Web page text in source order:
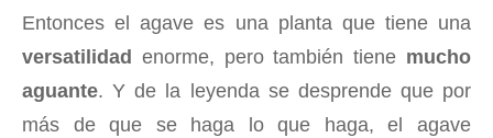
Entonces el agave es una planta que tiene una
versatilidad enorme, pero también tiene mucho
aguante. Y de la leyenda se desprende que por
más de que se haga lo que haga, el agave